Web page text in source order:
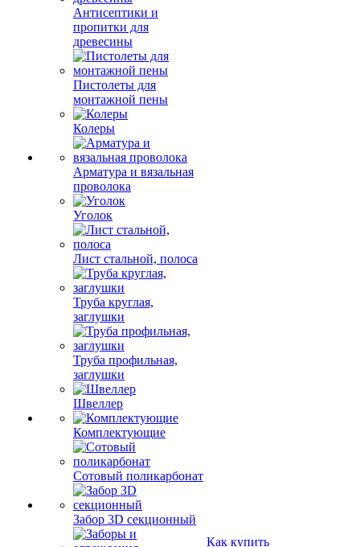
Антисептики и
пропитки для
древесины
Пистолеты для
монтажной пены
Колеры
Арматура и вязальная
проволока
Уголок
Лист стальной, полоса
Труба круглая,
заглушки
Труба профильная,
заглушки
Швеллер
Комплектующие
Сотовый поликарбонат
Забор 3D секционный
Как купить